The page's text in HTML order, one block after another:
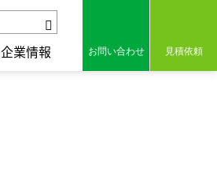
企業情報 お問い合わせ 見積依頼